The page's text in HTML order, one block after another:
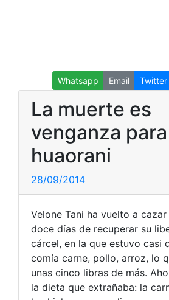
Whatsapp Email Twitter
La muerte es
venganza
huaorani
28/09/2014
Velone Tani ha vuelto a
doce días de recuperar su
cárcel, en la que estuvo casi
comía carne, pollo, arroz, lo
unas cinco libras de más.
la dieta que extrañaba: la